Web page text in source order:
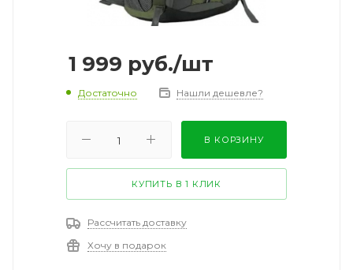
1 999 руб./шт
Достаточно Нашли дешевле?
В КОРЗИНУ
КУПИТЬ В 1 КЛИК
Рассчитать доставку
Хочу в подарок